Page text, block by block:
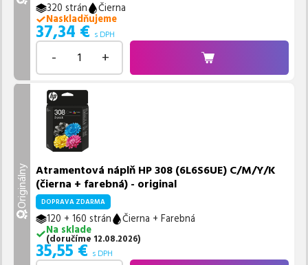
320 strán
Čierna
Naskladňujeme
37,34 € s DPH
- +
Originálny Atramentová náplň HP 308 (6L6S6UE) C/M/Y/K
(čierna + farebná) - original
DOPRAVA ZDARMA
120 + 160 strán
Čierna + Farebná
Na sklade
(doručíme 12.08.2026)
35,55 € s DPH